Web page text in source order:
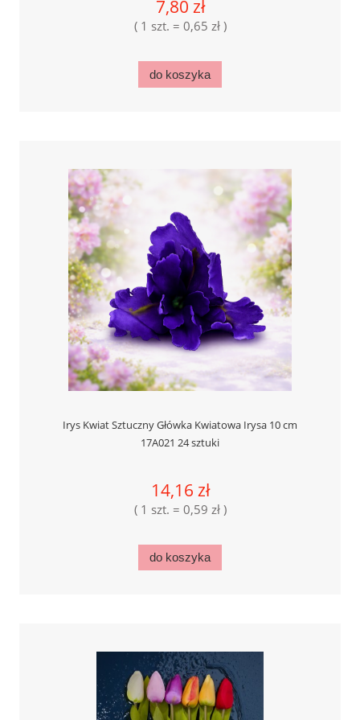
7,80 zł
( 1 szt. = 0,65 zł )
do koszyka
Irys Kwiat Sztuczny Główka Kwiatowa Irysa 10 cm
17A021 24 sztuki
14,16 zł
( 1 szt. = 0,59 zł )
do koszyka